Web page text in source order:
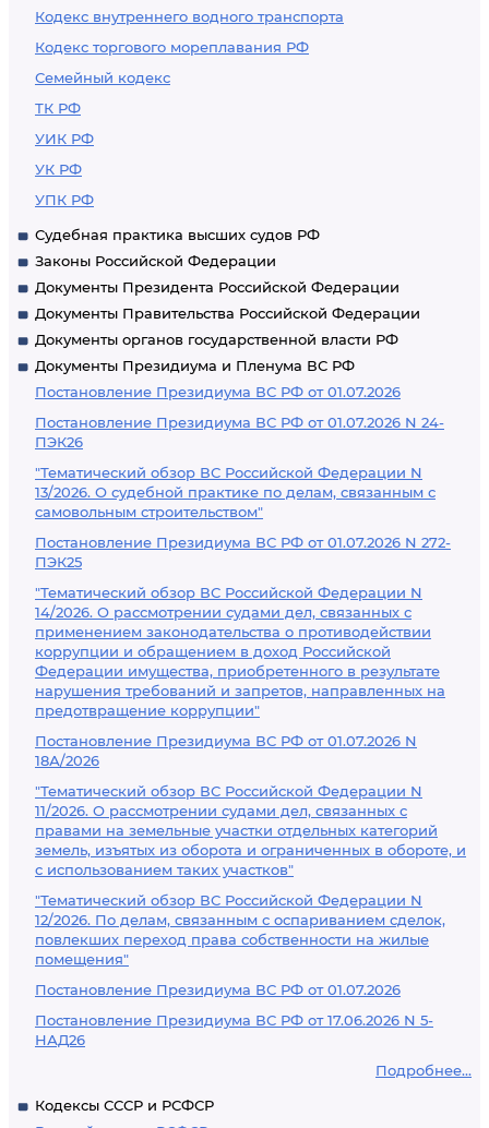
Кодекс внутреннего водного транспорта
Кодекс торгового мореплавания РФ
Семейный кодекс
ТК РФ
УИК РФ
УК РФ
УПК РФ
Судебная практика высших судов РФ
Законы Российской Федерации
Документы Президента Российской Федерации
Документы Правительства Российской Федерации
Документы органов государственной власти РФ
Документы Президиума и Пленума ВС РФ
Постановление Президиума ВС РФ от 01.07.2026
Постановление Президиума ВС РФ от 01.07.2026 N 24-
ПЭК26
"Тематический обзор ВС Российской Федерации N
13/2026. О судебной практике по делам, связанным с
самовольным строительством"
Постановление Президиума ВС РФ от 01.07.2026 N 272-
ПЭК25
"Тематический обзор ВС Российской Федерации N
14/2026. О рассмотрении судами дел, связанных с
применением законодательства о противодействии
коррупции и обращением в доход Российской
Федерации имущества, приобретенного в результате
нарушения требований и запретов, направленных на
предотвращение коррупции"
Постановление Президиума ВС РФ от 01.07.2026 N
18А/2026
"Тематический обзор ВС Российской Федерации N
11/2026. О рассмотрении судами дел, связанных с
правами на земельные участки отдельных категорий
земель, изъятых из оборота и ограниченных в обороте, и
с использованием таких участков"
"Тематический обзор ВС Российской Федерации N
12/2026. По делам, связанным с оспариванием сделок,
повлекших переход права собственности на жилые
помещения"
Постановление Президиума ВС РФ от 01.07.2026
Постановление Президиума ВС РФ от 17.06.2026 N 5-
НАД26
Подробнее...
Кодексы СССР и РСФСР